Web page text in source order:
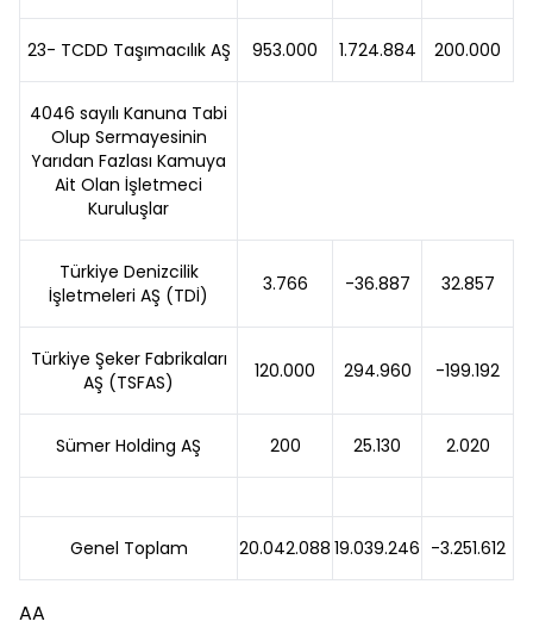
23- TCDD Taşımacılık AŞ 953.000 1.724.884 200.000
4046 sayılı Kanuna Tabi
Olup Sermayesinin
Yarıdan Fazlası Kamuya
Ait Olan İşletmeci
Kuruluşlar
Türkiye Denizcilik
İşletmeleri AŞ (TDİ)
3.766 -36.887 32.857
Türkiye Şeker Fabrikaları
AŞ (TSFAS)
120.000 294.960 -199.192
Sümer Holding AŞ 200 25.130 2.020
Genel Toplam 20.042.088 19.039.246 -3.251.612
AA